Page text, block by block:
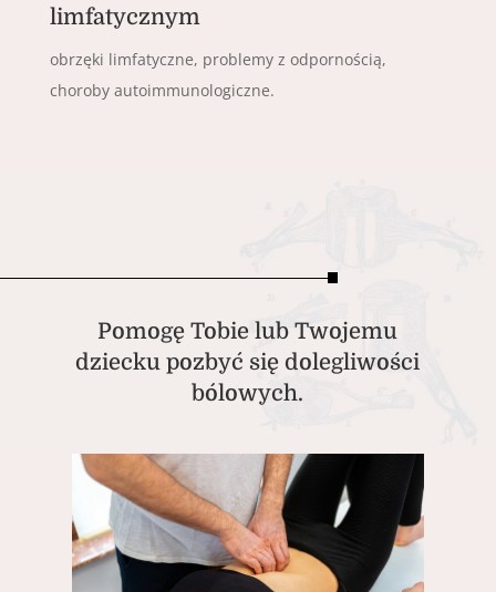
limfatycznym
obrzęki limfatyczne, problemy z odpornością,
choroby autoimmunologiczne.
Pomogę Tobie lub Twojemu
dziecku pozbyć się dolegliwości
bólowych.